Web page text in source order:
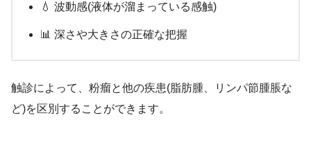
💧 波動感(液体が溜まっている感触)
📊 深さや大きさの正確な把握
触診によって、粉瘤と他の疾患(脂肪腫、リンパ節腫脹な
ど)を区別することができます。